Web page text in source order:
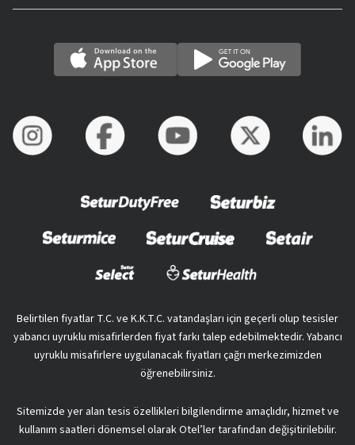
Belirtilen fiyatlar T.C. ve K.K.T.C. vatandaşları için geçerli olup tesisler
yabancı uyruklu misafirlerden fiyat farkı talep edebilmektedir. Yabancı
uyruklu misafirlere uygulanacak fiyatları çağrı merkezimizden
öğrenebilirsiniz.
Sitemizde yer alan tesis özellikleri bilgilendirme amaçlıdır, hizmet ve
kullanım saatleri dönemsel olarak Otel’ler tarafından değişitirilebilir.